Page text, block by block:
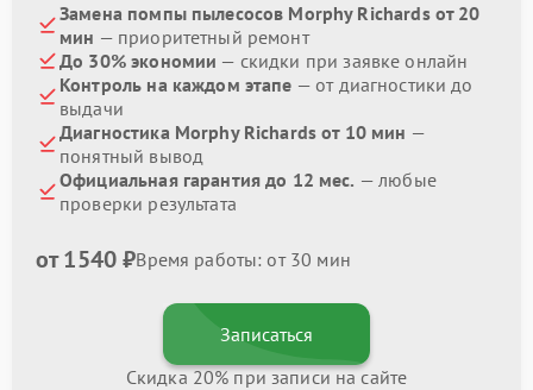
Замена помпы пылесосов Morphy Richards от 20
мин — приоритетный ремонт
До 30% экономии — скидки при заявке онлайн
Контроль на каждом этапе — от диагностики до
выдачи
Диагностика Morphy Richards от 10 мин —
понятный вывод
Официальная гарантия до 12 мес. — любые
проверки результата
от 1540 ₽Время работы: от 30 мин
Записаться
Скидка 20% при записи на сайте